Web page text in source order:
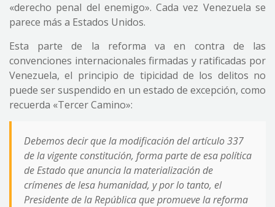
«derecho penal del enemigo». Cada vez Venezuela se
parece más a Estados Unidos.
Esta parte de la reforma va en contra de las
convenciones internacionales firmadas y ratificadas por
Venezuela, el principio de tipicidad de los delitos no
puede ser suspendido en un estado de excepción, como
recuerda «Tercer Camino»:
Debemos decir que la modificación del artículo 337
de la vigente constitución, forma parte de esa política
de Estado que anuncia la materialización de
crímenes de lesa humanidad, y por lo tanto, el
Presidente de la República que promueve la reforma